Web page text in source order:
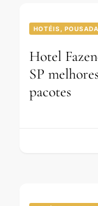
HOTÉIS,
Hotel
SP
pacotes